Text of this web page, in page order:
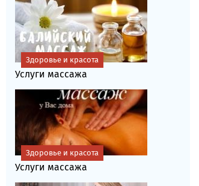
Услуги массажа
Здоровье и красота
Услуги массажа
Здоровье и красота